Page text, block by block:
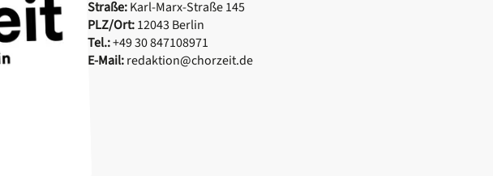
Straße:Karl-Marx-Straße 145
PLZ/Ort:12043 Berlin
Tel.:+49 30 847108971
E-Mail:redaktion@chorzeit.de